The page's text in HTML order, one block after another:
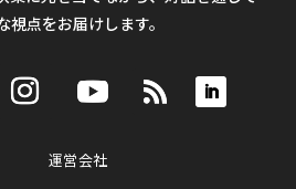
視点をお届けします。
運営会社